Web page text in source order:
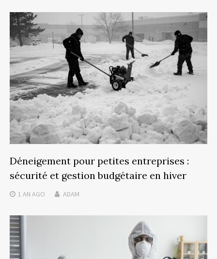
Déneigement pour petites entreprises :
sécurité et gestion budgétaire en hiver
1 AN AGO ADAM